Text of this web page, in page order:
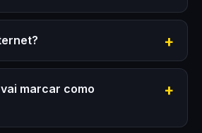
marcar como